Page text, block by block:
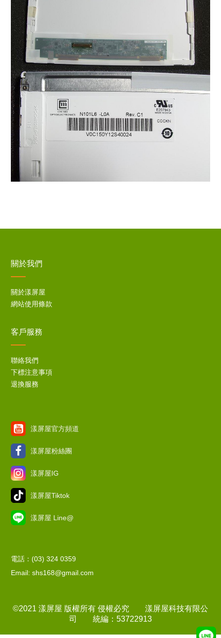
關於我們
關於漾屏屋
網站使用條款
客戶服務
聯絡我們
下標注意事項
退換服務
漾屏屋官方頻道
漾屏屋粉絲團
漾屏屋IG
漾屏屋Tiktok
漾屏屋 Line@
電話：(03) 324 0359
Email: shs168@gmail.com
©2021 漾屏屋 版權所有 侵權必究 漾屏屋科技有限公
司 統編：53722913